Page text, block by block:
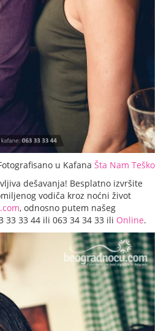
u Kafana Šta Nam Teško
dešavanja! Besplatno izvršite
vodiča kroz noćni život
, odnosno putem našeg
33 33 44 ili 063 34 34 33 ili Online.